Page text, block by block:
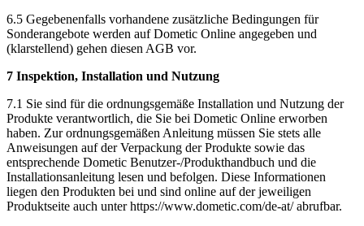
6.5 Gegebenenfalls vorhandene zusätzliche Bedingungen für
Sonderangebote werden auf Dometic Online angegeben und
(klarstellend) gehen diesen AGB vor.
7 Inspektion, Installation und Nutzung
7.1 Sie sind für die ordnungsgemäße Installation und Nutzung der
Produkte verantwortlich, die Sie bei Dometic Online erworben
haben. Zur ordnungsgemäßen Anleitung müssen Sie stets alle
Anweisungen auf der Verpackung der Produkte sowie das
entsprechende Dometic Benutzer-/Produkthandbuch und die
Installationsanleitung lesen und befolgen. Diese Informationen
liegen den Produkten bei und sind online auf der jeweiligen
Produktseite auch unter https://www.dometic.com/de-at/ abrufbar.